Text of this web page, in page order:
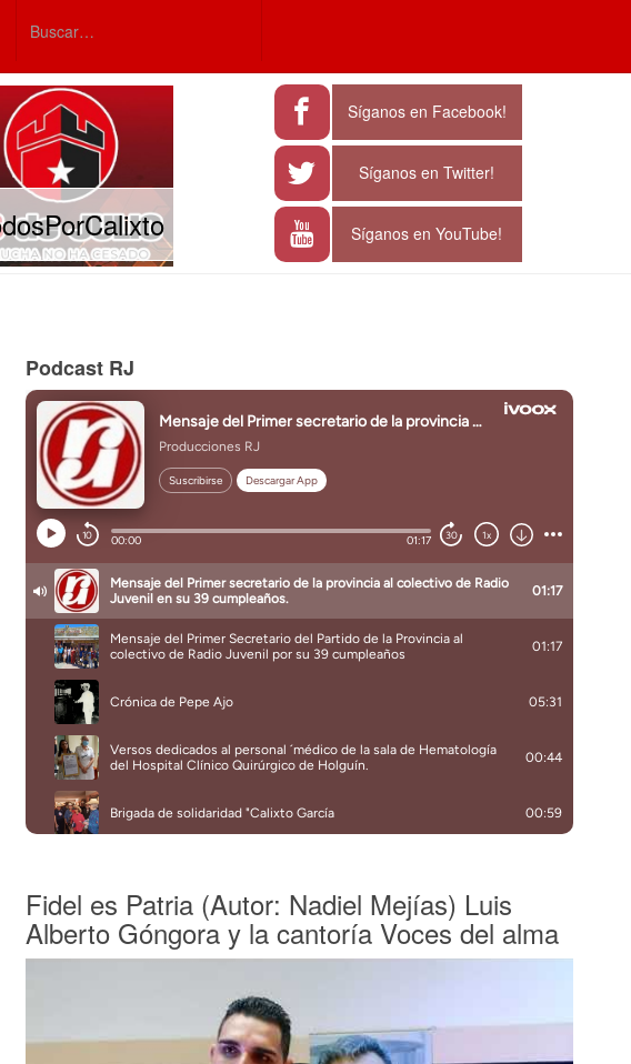
su idioma
Type 2 or more characters for results.
Síganos en Facebook!
Síganos en Twitter!
Síganos en YouTube!
Podcast RJ
Fidel es Patria (Autor: Nadiel Mejías) Luis
Alberto Góngora y la cantoría Voces del alma